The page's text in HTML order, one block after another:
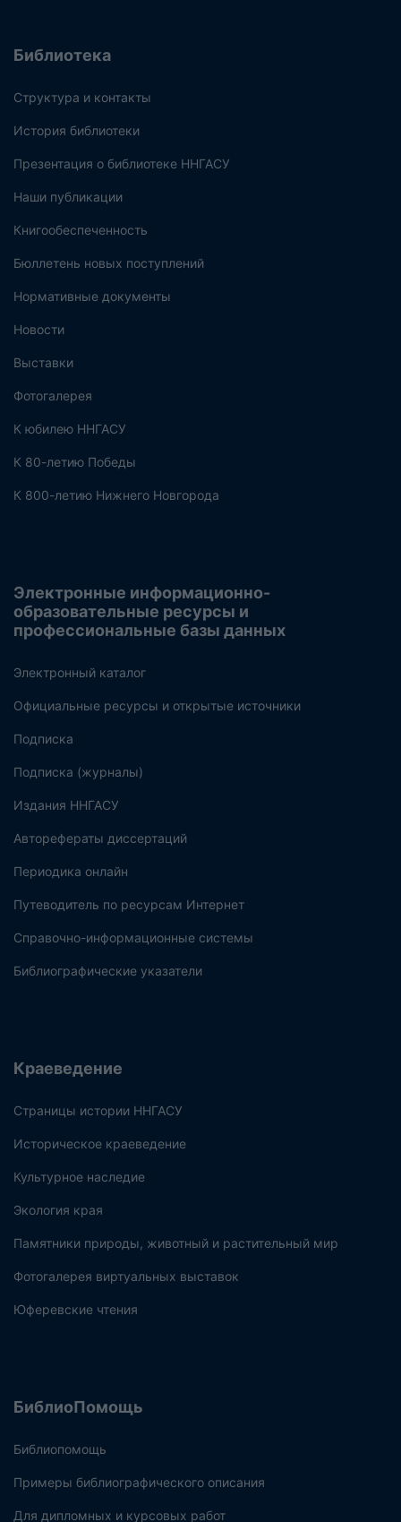
Библиотека
Структура и контакты
История библиотеки
Презентация о библиотеке ННГАСУ
Наши публикации
Книгообеспеченность
Бюллетень новых поступлений
Нормативные документы
Новости
Выставки
Фотогалерея
К юбилею ННГАСУ
К 80-летию Победы
К 800-летию Нижнего Новгорода
Электронные информационно-
образовательные ресурсы и
профессиональные базы данных
Электронный каталог
Официальные ресурсы и открытые источники
Подписка
Подписка (журналы)
Издания ННГАСУ
Авторефераты диссертаций
Периодика онлайн
Путеводитель по ресурсам Интернет
Справочно-информационные системы
Библиографические указатели
Краеведение
Страницы истории ННГАСУ
Историческое краеведение
Культурное наследие
Экология края
Памятники природы, животный и растительный мир
Фотогалерея виртуальных выставок
Юферевские чтения
БиблиоПомощь
Библиопомощь
Примеры библиографического описания
Для дипломных и курсовых работ